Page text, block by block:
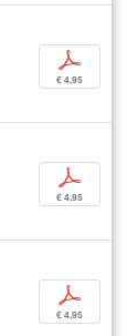
p
€ 4,95
p
€ 4,95
p
€ 4,95